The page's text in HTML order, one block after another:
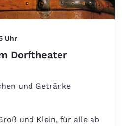
Uhr
Dorftheater
und Getränke
und Klein, für alle ab